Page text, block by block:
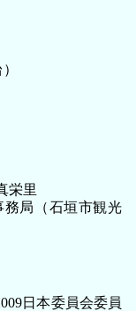
栄里
務局（石垣市観光
日本委員会委員